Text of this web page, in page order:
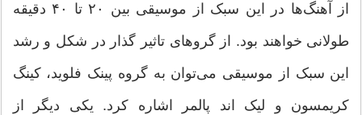
از آهنگ‌ها در این سبک از موسیقی بین ۲۰ تا ۴۰ دقیقه
طولانی خواهند بود. از گروهای تاثیر گذار در شکل و رشد
این سبک از موسیقی می‌توان به گروه پینک فلوید، کینگ
کریمسون و لیک اند پالمر اشاره کرد. یکی دیگر از